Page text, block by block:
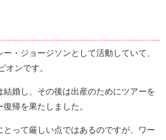
・ジョージソンとして活動していて、
オンです。
結婚し、その後は出産のためにツアーを
帰を果たしました。
とって厳しい点ではあるのですが、ワー